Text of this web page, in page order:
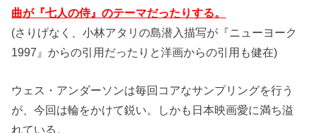
曲が『七人の侍』のテーマだったりする。
(さりげなく、小林アタリの島潜入描写が『ニューヨーク
1997』からの引用だったりと洋画からの引用も健在)
ウェス・アンダーソンは毎回コアなサンプリングを行う
が、今回は輪をかけて鋭い。しかも日本映画愛に満ち溢
れている。